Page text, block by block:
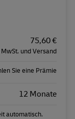
75,60 €
und Versand
Sie eine Prämie
12 Monate
automatisch.